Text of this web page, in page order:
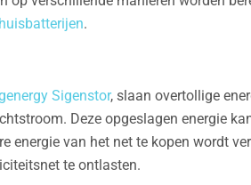
.
Sigenstor, slaan overtollige
Deze opgeslagen energie
energie van het net te kopen wordt
te ontlasten.